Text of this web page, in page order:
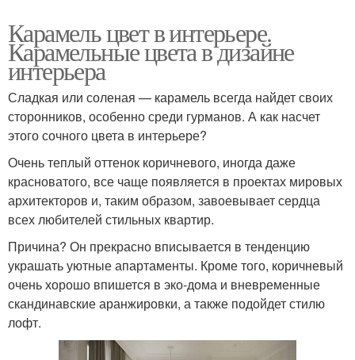
Карамель цвет в интерьере.
Карамельные цвета в дизайне
интерьера
Сладкая или соленая — карамель всегда найдет своих
сторонников, особенно среди гурманов. А как насчет
этого сочного цвета в интерьере?
Очень теплый оттенок коричневого, иногда даже
красноватого, все чаще появляется в проектах мировых
архитекторов и, таким образом, завоевывает сердца
всех любителей стильных квартир.
Причина? Он прекрасно вписывается в тенденцию
украшать уютные апартаменты. Кроме того, коричневый
очень хорошо впишется в эко-дома и вневременные
скандинавские аранжировки, а также подойдет стилю
лофт.